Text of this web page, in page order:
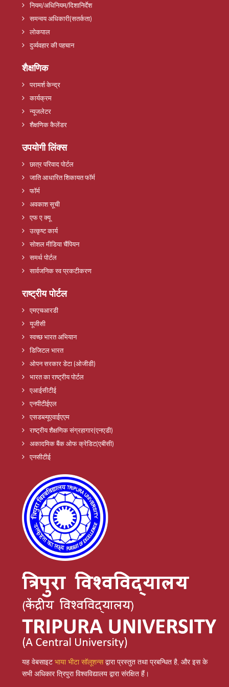
नियम/अधिनियम/दिशानिर्देश
समन्वय अधिकारी(सतर्कता)
लोकपाल
दुर्व्यवहार की पहचान
शैक्षणिक
परामर्श केन्द्र
कार्यक्रम
न्यूजलेटर
शैक्षणिक कैलेंडर
उपयोगी लिंक्स
छात्र परिवाद पोर्टल
जाति आधारित शिकायत फॉर्म
फॉर्म
अवकाश सूची
एफ ए क्यू
उत्कृष्ट कार्य
सोशल मीडिया चैंपियन
समर्थ पोर्टल
सार्वजनिक स्व प्रकटीकरण
राष्ट्रीय पोर्टल
एमएचआरडी
यूजीसी
स्वच्छ भारत अभियान
डिजिटल भारत
ओपन सरकार डेटा (ओजीडी)
भारत का राष्ट्रीय पोर्टल
एआईसीटीई
एनपीटीईएल
एसडब्ल्यूएवाईएएम
राष्ट्रीय शैक्षणिक संग्रहागार(एनएडी)
अकादमिक बैंक ओफ क्रेडिट(एबीसी)
एनसीटीई
यह वेबसाइट भाया भीटा सॉलूशन्सद्वारा प्रस्तुत तथा प्रबन्धित है, और इस के
सभी अधिकार त्रिपुरा विश्वविद्यालय द्वारा संरक्षित हैं।